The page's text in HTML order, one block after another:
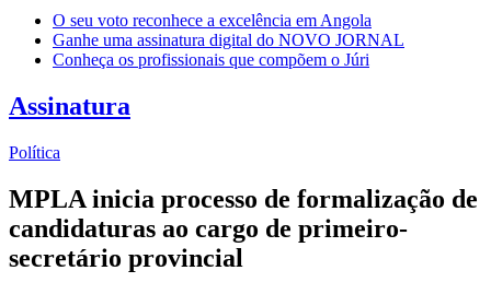
O seu voto reconhece a excelência em Angola
Ganhe uma assinatura digital do NOVO JORNAL
Conheça os profissionais que compõem o Júri
Assinatura
Política
MPLA inicia processo de formalização de
candidaturas ao cargo de primeiro-
secretário provincial